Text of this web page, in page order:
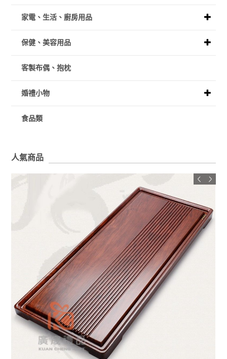
家電、生活、廚房用品
保健、美容用品
客製布偶、抱枕
婚禮小物
食品類
人氣商品